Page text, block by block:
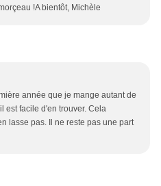
!A bientôt, Michèle
année que je mange autant de
est facile d'en trouver. Cela
lasse pas. Il ne reste pas une part